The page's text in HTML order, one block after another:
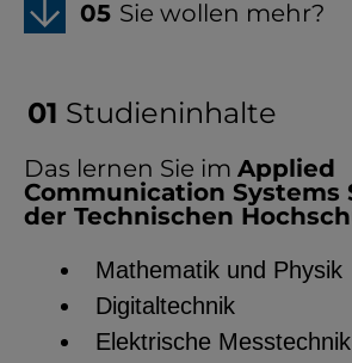
Sie wollen mehr?
Studieninhalte
Das lernen Sie im Applied
Communication Systems
der Technischen
Mathematik und Physik
Digitaltechnik
Elektrische Messtechnik